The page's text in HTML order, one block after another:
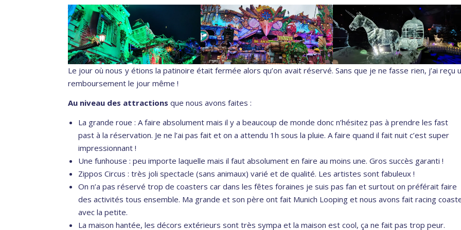
Le jour où nous y étions la patinoire était fermée alors qu’on avait réservé. Sans que je ne fasse rien, j’ai reçu
remboursement le jour même !
Au niveau des attractions que nous avons faites :
La grande roue : A faire absolument mais il y a beaucoup de monde donc n’hésitez pas à prendre les fast
past à la réservation. Je ne l’ai pas fait et on a attendu 1h sous la pluie. A faire quand il fait nuit c’est super
impressionnant !
Une funhouse : peu importe laquelle mais il faut absolument en faire au moins une. Gros succès garanti !
Zippos Circus : très joli spectacle (sans animaux) varié et de qualité. Les artistes sont fabuleux !
On n’a pas réservé trop de coasters car dans les fêtes foraines je suis pas fan et surtout on préférait faire
des activités tous ensemble. Ma grande et son père ont fait Munich Looping et nous avons fait racing
avec la petite.
La maison hantée, les décors extérieurs sont très sympa et la maison est cool, ça ne fait pas trop peur.